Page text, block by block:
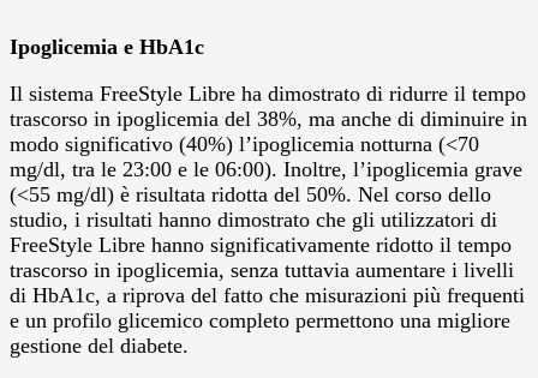
Ipoglicemia e HbA1c
Il sistema FreeStyle Libre ha dimostrato di ridurre il tempo
trascorso in ipoglicemia del 38%, ma anche di diminuire in
modo significativo (40%) l’ipoglicemia notturna (<70
mg/dl, tra le 23:00 e le 06:00). Inoltre, l’ipoglicemia grave
(<55 mg/dl) è risultata ridotta del 50%. Nel corso dello
studio, i risultati hanno dimostrato che gli utilizzatori di
FreeStyle Libre hanno significativamente ridotto il tempo
trascorso in ipoglicemia, senza tuttavia aumentare i livelli
di HbA1c, a riprova del fatto che misurazioni più frequenti
e un profilo glicemico completo permettono una migliore
gestione del diabete.